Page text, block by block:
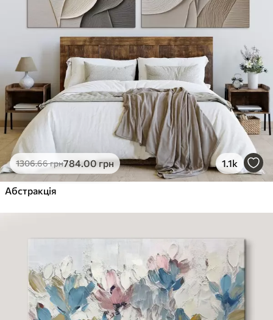
1306.66грн784.00грн 1.1k
Абстракція